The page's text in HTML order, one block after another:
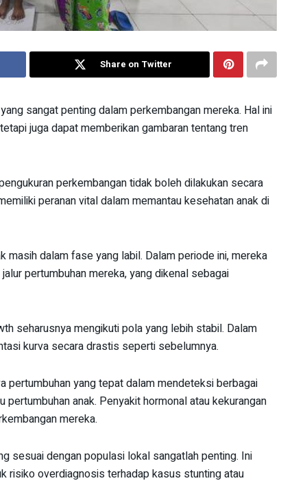
Share on Twitter
sangat penting dalam perkembangan mereka. Hal ini
juga dapat memberikan gambaran tentang tren
perkembangan tidak boleh dilakukan secara
peranan vital dalam memantau kesehatan anak di
masih dalam fase yang labil. Dalam periode ini, mereka
pertumbuhan mereka, yang dikenal sebagai
seharusnya mengikuti pola yang lebih stabil. Dalam
kurva secara drastis seperti sebelumnya.
pertumbuhan yang tepat dalam mendeteksi berbagai
anak. Penyakit hormonal atau kekurangan
mereka.
sesuai dengan populasi lokal sangatlah penting. Ini
risiko overdiagnosis terhadap kasus stunting atau